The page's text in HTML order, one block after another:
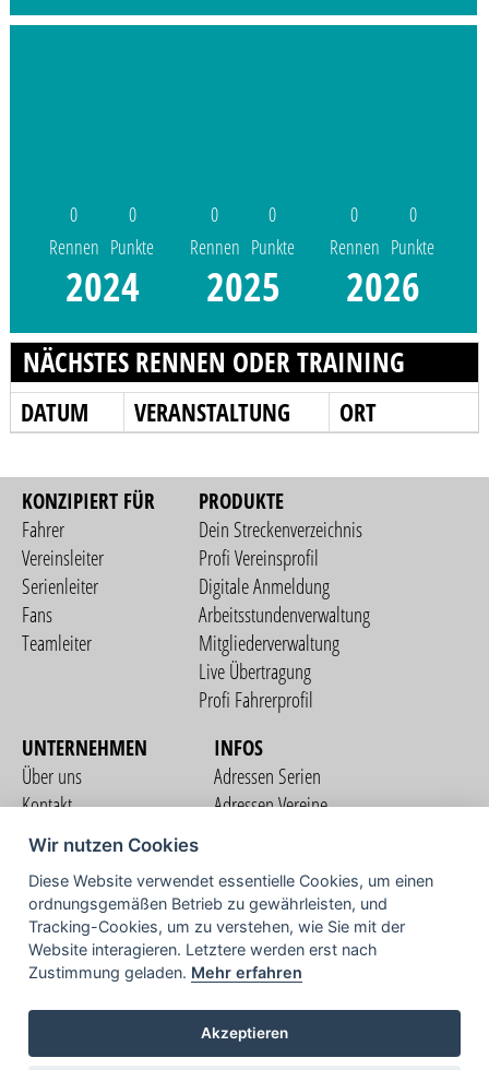
0
Rennen
0
Punkte
2024
0
Rennen
0
Punkte
2025
0
Rennen
0
Punkte
2026
NÄCHSTES RENNEN ODER TRAINING
DATUM VERANSTALTUNG ORT
KONZIPIERT FÜR
Fahrer
Vereinsleiter
Serienleiter
Fans
Teamleiter
PRODUKTE
Dein Streckenverzeichnis
Profi Vereinsprofil
Digitale Anmeldung
Arbeitsstundenverwaltung
Mitgliederverwaltung
Live Übertragung
Profi Fahrerprofil
UNTERNEHMEN
Über uns
Kontakt
Nutzungsbedingungen
Datenschutzerklärung
Impressum
INFOS
Adressen Serien
Adressen Vereine
COMMUNITY
TV
Wir nutzen Cookies
Diese Website verwendet essentielle Cookies, um einen
ordnungsgemäßen Betrieb zu gewährleisten, und
Tracking-Cookies, um zu verstehen, wie Sie mit der
Website interagieren. Letztere werden erst nach
Zustimmung geladen. Mehr erfahren
Akzeptieren